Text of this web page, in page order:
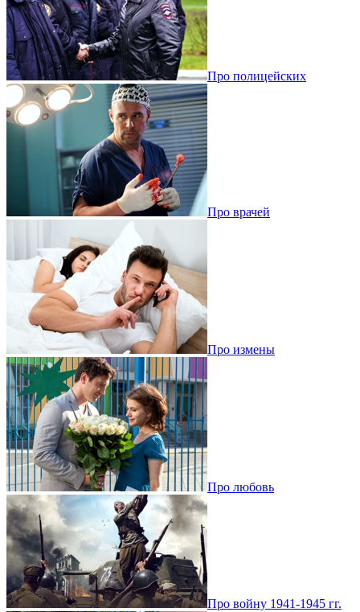
Про полицейских
Про врачей
Про измены
Про любовь
Про войну 1941-1945 гг.